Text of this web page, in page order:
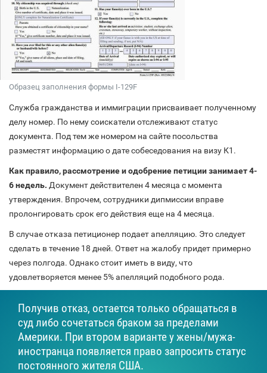
Образец заполнения формы I-129F
Служба гражданства и иммиграции присваивает полученному
делу номер. По нему соискатели отслеживают статус
документа. Под тем же номером на сайте посольства
разместят информацию о дате собеседования на визу К1.
Как правило, рассмотрение и одобрение петиции занимает 4-
6 недель. Документ действителен 4 месяца с момента
утверждения. Впрочем, сотрудники дипмиссии вправе
пролонгировать срок его действия еще на 4 месяца.
В случае отказа петиционер подает апелляцию. Это следует
сделать в течение 18 дней. Ответ на жалобу придет примерно
через полгода. Однако стоит иметь в виду, что
удовлетворяется менее 5% апелляций подобного рода.
Получив отказ, остается только обращаться в
суд либо сочетаться браком за пределами
Америки. При втором варианте у жены/мужа-
иностранца появляется право запросить статус
постоянного жителя США.